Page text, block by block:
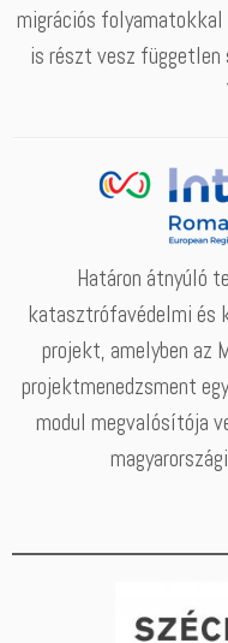
migrációs folyamatokkal
is részt vesz
Határon átnyúló
katasztrófavédelmi és
projekt, amelyben az
projektmenedzsment
modul megvalósítója